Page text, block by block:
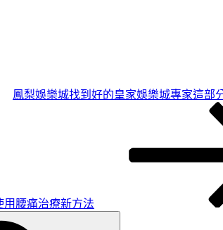
鳳梨娛樂城找到好的皇家娛樂城專家這部
腰痛治療新方法